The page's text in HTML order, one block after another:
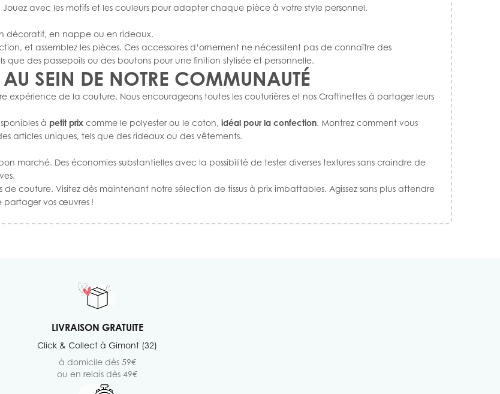
avec les motifs et les couleurs pour adapter chaque pièce à votre style personnel.
décoratif, en nappe ou en rideaux.
et assemblez les pièces. Ces accessoires d’ornement ne nécessitent pas de connaître des
des passepoils ou des boutons pour une finition stylisée et personnelle.
SEIN DE NOTRE COMMUNAUTÉ
de la couture. Nous encourageons toutes les couturières et nos Craftinettes à partager leurs
à petit prix comme le polyester ou le coton, idéal pour la confection. Montrez comment vous
articles uniques, tels que des rideaux ou des vêtements.
marché. Des économies substantielles avec la possibilité de tester diverses textures sans craindre de
couture. Visitez dès maintenant notre sélection de tissus à prix imbattables. Agissez sans plus attendre
partager vos œuvres !
LIVRAISON GRATUITE
Click & Collect à Gimont (32)
à domicile dès 59€
ou en relais dès 49€